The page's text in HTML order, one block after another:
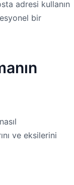
adresi kullanın
bir
ve eksilerini